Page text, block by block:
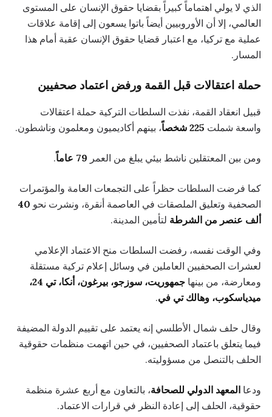
الذي لا يولي اهتماماً كبيراً بقضايا حقوق الإنسان على المستوى
العالمي، إلا أن الأوروبيين أيضاً باتوا يسعون إلى إقامة علاقات
عملية مع تركيا، مع اعتبار قضايا حقوق الإنسان عقبة أمام هذا
المسار.
حملة اعتقالات قبل القمة ورفض اعتماد صحفيين
قبيل انعقاد القمة، نفذت السلطات التركية حملة اعتقالات
واسعة شملت 225 شخصاً ، بينهم أكاديميون ومعلمون وناشطون.
ومن بين المعتقلين ناشط بيئي يبلغ من العمر 79 عاماً .
كما فرضت السلطات حظراً على التجمعات العامة والمؤتمرات
الصحفية وتعليق الملصقات في العاصمة أنقرة، ونشرت نحو 40
ألف عنصر من الشرطة لتأمين المدينة.
وفي الوقت نفسه، رفضت السلطات منح الاعتماد الإعلامي
لعشرات الصحفيين العاملين في وسائل إعلام تركية مستقلة
ومعارضة، من بينها
جمهوريت، سوزجو، بيرغون، أنكا، تي 24،
ميدياسكوب، وهالك تي في.
وقال حلف شمال الأطلسي إنه يعتمد على تقييم الدولة المضيفة
فيما يتعلق باعتماد الصحفيين، في حين اتهمت منظمات حقوقية
الحلف بالتنصل من مسؤوليته.
ودعا المعهد الدولي للصحافة، بالتعاون مع أربع عشرة منظمة
حقوقية، الحلف إلى إعادة النظر في قرارات الاعتماد.